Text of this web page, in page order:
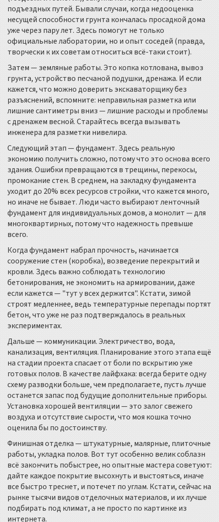
подъездных путей. Бывали случаи, когда недооценка
несущей способности грунта кончалась просадкой дома
уже через пару лет. Здесь помогут не только
официальные лаборатории, но и опыт соседей (правда,
творчески к их советам относиться всё-таки стоит).
Затем — земляные работы. Это копка котлована, вывоз
грунта, устройство песчаной подушки, дренажа. И если
кажется, что можно доверить экскаваторщику без
разъяснений, вспомните: неправильная разметка или
лишние сантиметры вниз — лишние расходы и проблемы
с дренажем весной. Старайтесь всегда вызывать
инженера для разметки нивелира.
Следующий этап — фундамент. Здесь реальную
экономию получить сложно, потому что это основа всего
здания. Ошибки превращаются в трещины, перекосы,
промокание стен. В среднем, на закладку фундамента
уходит до 20% всех ресурсов стройки, что кажется много,
но иначе не бывает. Люди часто выбирают ленточный
фундамент для индивидуальных домов, а монолит — для
многоквартирных, потому что надежность превыше
всего.
Когда фундамент набрал прочность, начинается
сооружение стен (коробка), возведение перекрытий и
кровли. Здесь важно соблюдать технологию
бетонирования, не экономить на армировании, даже
если кажется — "тут у всех держится". Кстати, зимой
строят медленнее, ведь температурные перепады портят
бетон, что уже не раз подтверждалось в реальных
экспериментах.
Дальше — коммуникации. Электричество, вода,
канализация, вентиляция. Планирование этого этапа ещё
на стадии проекта спасает от боли по вскрытию уже
готовых полов. В качестве лайфхака: всегда берите одну
схему разводки больше, чем предполагаете, пусть лучше
останется запас под будущие дополнительные приборы.
Установка хорошей вентиляции — это залог свежего
воздуха и отсутствие сырости, что моя кошка точно
оценила бы по достоинству.
Финишная отделка — штукатурные, малярные, плиточные
работы, укладка полов. Вот тут особенно велик соблазн
всё закончить побыстрее, но опытные мастера советуют:
дайте каждое покрытие высохнуть и выстояться, иначе
все быстро треснет, и потечет по углам. Кстати, сейчас на
рынке тысячи видов отделочных материалов, и их лучше
подбирать под климат, а не просто по картинке из
интернета.